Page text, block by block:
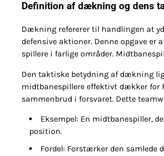
Definition af dækning og dens
Dækning refererer til handlingen at
defensive aktioner. Denne opgave er
spillere i farlige områder.
Den taktiske betydning af dækning
midtbanespillere effektivt dækker for
sammenbrud i forsvaret. Dette
Eksempel: En midtbanespiller,
position.
Fordel: Forstærker den